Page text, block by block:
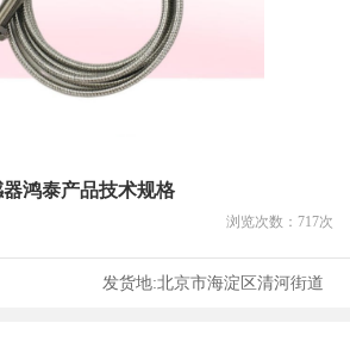
鸿泰产品技术规格
浏览次数： 717次
发货地:北京市海淀区清河街道